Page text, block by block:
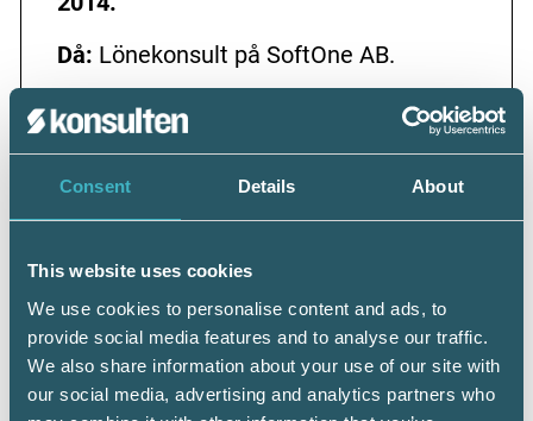
Consent Details About
This website uses cookies
We use cookies to personalise content and ads, to
provide social media features and to analyse our traffic.
We also share information about your use of our site with
our social media, advertising and analytics partners who
Då: Lönekonsult på SoftOne AB.
I dag:Auktoriserad Lönekonsult.
Interimskonsult och delägare på
HeyPayDay AB som hjälper kunder med
interimslösningar, outsourcing och
rådgivning inom lön och HR.
Utbildning, urval:Diplomerad
löneadministratör,
Företagsuniversitetet.
Personaladministration,
Folkuniversitetet. Ekonomiassistent